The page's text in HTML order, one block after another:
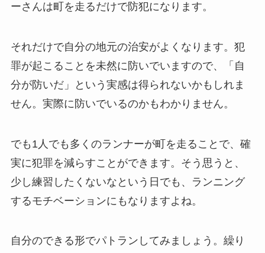
ーさんは町を走るだけで防犯になります。
それだけで自分の地元の治安がよくなります。犯
罪が起こることを未然に防いでいますので、「自
分が防いだ」という実感は得られないかもしれま
せん。実際に防いでいるのかもわかりません。
でも1人でも多くのランナーが町を走ることで、確
実に犯罪を減らすことができます。そう思うと、
少し練習したくないなという日でも、ランニング
するモチベーションにもなりますよね。
自分のできる形でパトランしてみましょう。繰り